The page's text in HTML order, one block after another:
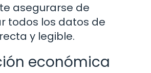
asegurarse de
todos los datos de
y legible.
económica